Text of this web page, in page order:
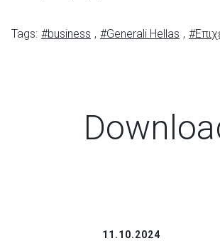
Tags: #business , #Generali Hellas ,
11.10.2024